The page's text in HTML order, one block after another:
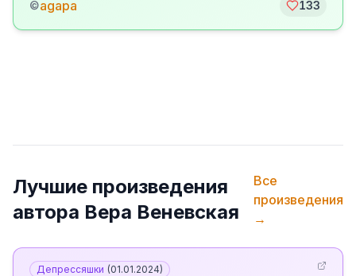
©agapa 133
Лучшие произведения
автора Вера Веневская
Все
произведения
→
Депрессяшки (01.01.2024)